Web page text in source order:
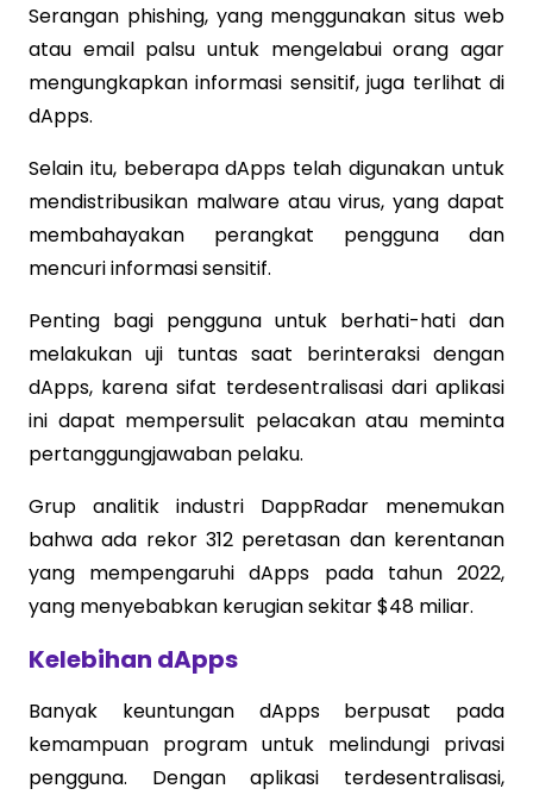
Serangan phishing, yang menggunakan situs web
atau email palsu untuk mengelabui orang agar
mengungkapkan informasi sensitif, juga terlihat di
dApps.
Selain itu, beberapa dApps telah digunakan untuk
mendistribusikan malware atau virus, yang dapat
membahayakan perangkat pengguna dan
mencuri informasi sensitif.
Penting bagi pengguna untuk berhati-hati dan
melakukan uji tuntas saat berinteraksi dengan
dApps, karena sifat terdesentralisasi dari aplikasi
ini dapat mempersulit pelacakan atau meminta
pertanggungjawaban pelaku.
Grup analitik industri DappRadar menemukan
bahwa ada rekor 312 peretasan dan kerentanan
yang mempengaruhi dApps pada tahun 2022,
yang menyebabkan kerugian sekitar $48 miliar.
Kelebihan dApps
Banyak keuntungan dApps berpusat pada
kemampuan program untuk melindungi privasi
pengguna. Dengan aplikasi terdesentralisasi,